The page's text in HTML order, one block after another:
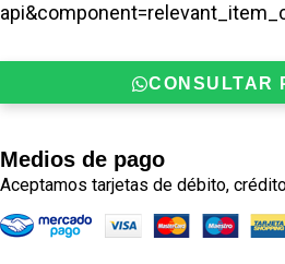
CONSULTAR
Medios de pago
Aceptamos tarjetas de débito,